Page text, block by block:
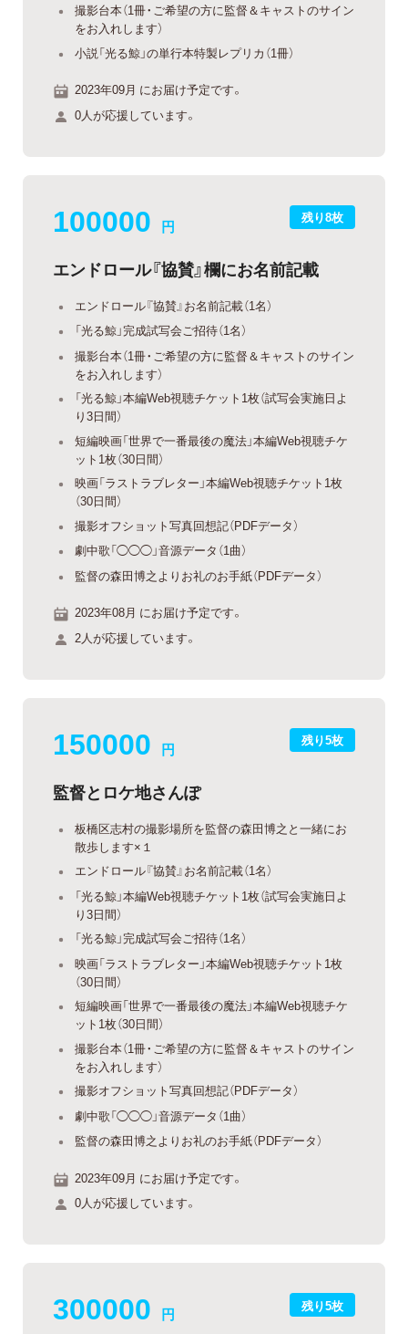
撮影台本（1冊・ご希望の方に監督＆キャストのサイン
をお入れします）
小説「光る鯨」の単行本特製レプリカ（1冊）
2023年09月 にお届け予定です。
0人が応援しています。
残り8枚
100000 円
エンドロール『協賛』欄にお名前記載
エンドロール『協賛』お名前記載（1名）
「光る鯨」完成試写会ご招待（1名）
撮影台本（1冊・ご希望の方に監督＆キャストのサイン
をお入れします）
「光る鯨」本編Web視聴チケット1枚（試写会実施日よ
り3日間）
短編映画「世界で一番最後の魔法」本編Web視聴チケ
ット1枚（30日間）
映画「ラストラブレター」本編Web視聴チケット1枚
（30日間）
撮影オフショット写真回想記（PDFデータ）
劇中歌「◯◯◯」音源データ（1曲）
監督の森田博之よりお礼のお手紙（PDFデータ）
2023年08月 にお届け予定です。
2人が応援しています。
残り5枚
150000 円
監督とロケ地さんぽ
板橋区志村の撮影場所を監督の森田博之と一緒にお
散歩します×１
エンドロール『協賛』お名前記載（1名）
「光る鯨」本編Web視聴チケット1枚（試写会実施日よ
り3日間）
「光る鯨」完成試写会ご招待（1名）
映画「ラストラブレター」本編Web視聴チケット1枚
（30日間）
短編映画「世界で一番最後の魔法」本編Web視聴チケ
ット1枚（30日間）
撮影台本（1冊・ご希望の方に監督＆キャストのサイン
をお入れします）
撮影オフショット写真回想記（PDFデータ）
劇中歌「◯◯◯」音源データ（1曲）
監督の森田博之よりお礼のお手紙（PDFデータ）
2023年09月 にお届け予定です。
0人が応援しています。
残り5枚
300000 円